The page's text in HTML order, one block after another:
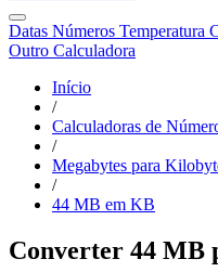
Datas Números Temperatura
Outro Calculadora
Início
/
Calculadoras de
/
Megabytes para
/
44 MB em KB
Converter 44 MB